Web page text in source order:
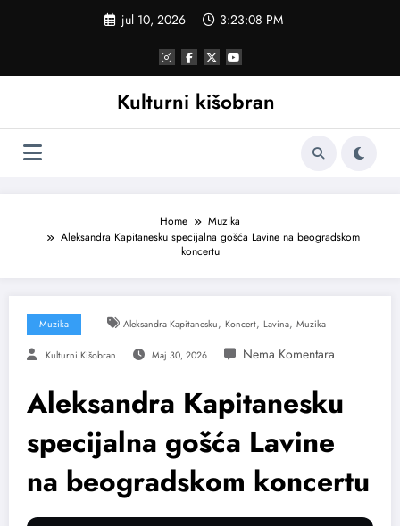
jul 10, 2026 3:23:09 PM
Kulturni kišobran
Home
Muzika
Aleksandra Kapitanesku specijalna gošća Lavine na beogradskom
koncertu
Muzika Aleksandra Kapitanesku, Koncert, Lavina, Muzika
Kulturni Kišobran Maj 30, 2026
Aleksandra Kapitanesku
specijalna gošća Lavine
na beogradskom koncertu